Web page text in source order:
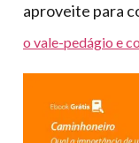
aproveite para
o vale-pedágio e